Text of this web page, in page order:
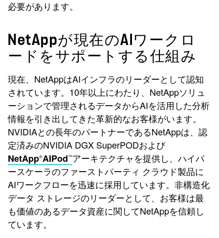
必要があります。
NetAppが現在のAIワークロ
ードをサポートする仕組み
現在、NetAppはAIインフラのリーダーとして認知
されています。10年以上にわたり、NetAppソリュ
ーションで管理されるデータからAIを活用した分析
情報を引き出してきた革新的なお客様がいます。
NVIDIAとの長年のパートナーであるNetAppは、認
定済みのNVIDIA DGX SuperPODおよび
NetApp®AIPod™アーキテクチャを提供し、ハイパ
ースケーラのファーストパーティ クラウド製品に
AIワークフローを迅速に採用しています。非構造化
データ ストレージのリーダーとして、お客様は最
も価値のあるデータ資産に関してNetAppを信頼し
ています。